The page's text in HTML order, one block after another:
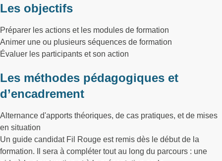
Les objectifs
Préparer les actions et les modules de formation
Animer une ou plusieurs séquences de formation
Évaluer les participants et son action
Les méthodes pédagogiques et
d’encadrement
Alternance d'apports théoriques, de cas pratiques, et de mises
en situation
Un guide candidat Fil Rouge est remis dès le début de la
formation. Il sera à compléter tout au long du parcours : une